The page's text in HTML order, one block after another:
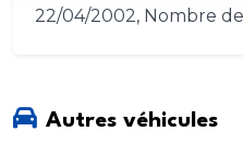
22/04/2002, Nombre
Autres véhicules